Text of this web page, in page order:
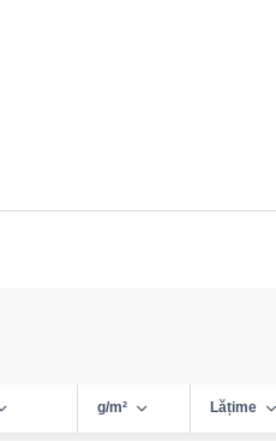
g/m² Lățime